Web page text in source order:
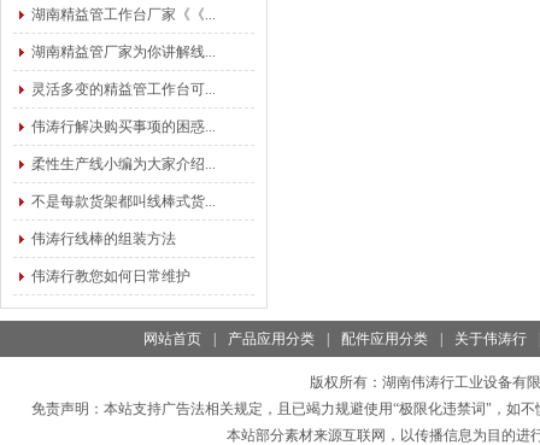
湖南精益管工作台厂家《《...
湖南精益管厂家为你讲解线...
灵活多变的精益管工作台可...
伟涛行解决购买事项的困惑...
柔性生产线小编为大家介绍...
不是每款货架都叫线棒式货...
伟涛行线棒的组装方法
伟涛行教您如何日常维护
网站首页 产品应用分类 配件应用分类 关于伟涛行
版权所有： 湖南伟涛行工业设备有
免责声明：本站支持广告法相关规定，且已竭力规避使用“极限化违禁词"，如
本站部分素材来源互联网，以传播信息为目的